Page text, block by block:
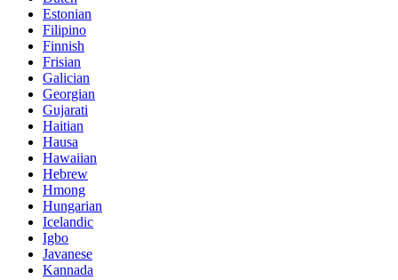
Estonian
Filipino
Finnish
Frisian
Galician
Georgian
Gujarati
Haitian
Hausa
Hawaiian
Hebrew
Hmong
Hungarian
Icelandic
Igbo
Javanese
Kannada